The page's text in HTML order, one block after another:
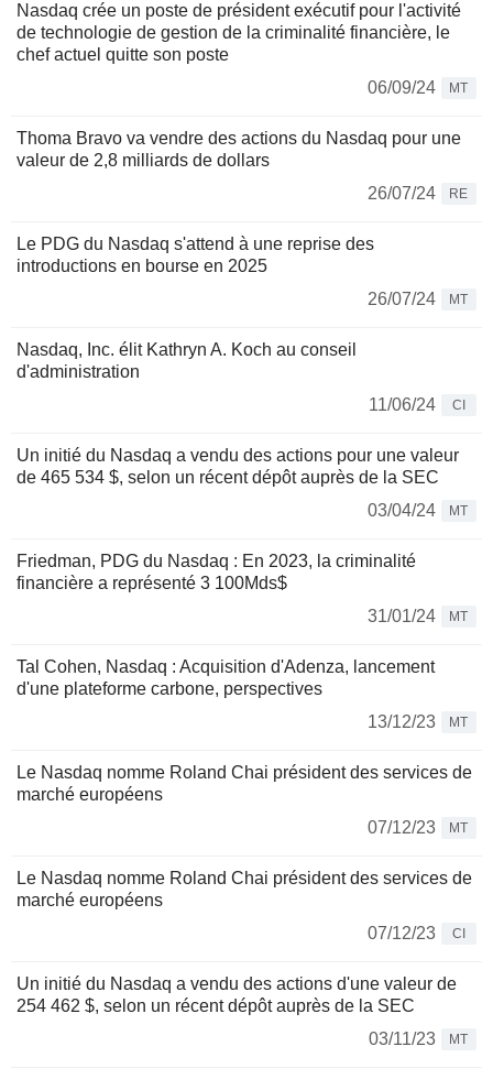
Nasdaq crée un poste de président exécutif pour l'activité
de technologie de gestion de la criminalité financière, le
chef actuel quitte son poste
06/09/24
MT
Thoma Bravo va vendre des actions du Nasdaq pour une
valeur de 2,8 milliards de dollars
26/07/24
RE
Le PDG du Nasdaq s'attend à une reprise des
introductions en bourse en 2025
26/07/24
MT
Nasdaq, Inc. élit Kathryn A. Koch au conseil
d'administration
11/06/24
CI
Un initié du Nasdaq a vendu des actions pour une valeur
de 465 534 $, selon un récent dépôt auprès de la SEC
03/04/24
MT
Friedman, PDG du Nasdaq : En 2023, la criminalité
financière a représenté 3 100Mds$
31/01/24
MT
Tal Cohen, Nasdaq : Acquisition d'Adenza, lancement
d'une plateforme carbone, perspectives
13/12/23
MT
Le Nasdaq nomme Roland Chai président des services de
marché européens
07/12/23
MT
Le Nasdaq nomme Roland Chai président des services de
marché européens
07/12/23
CI
Un initié du Nasdaq a vendu des actions d'une valeur de
254 462 $, selon un récent dépôt auprès de la SEC
03/11/23
MT